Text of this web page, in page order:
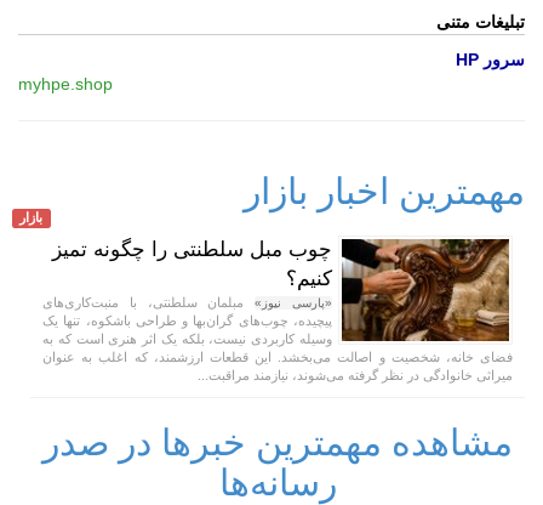
تبلیغات متنی
سرور HP
myhpe.shop
مهمترین اخبار بازار
بازار
چوب مبل سلطنتی را چگونه تمیز
کنیم؟
«پارسی نیوز»مبلمان سلطنتی، با منبت‌کاری‌های
پیچیده، چوب‌های گران‌بها و طراحی باشکوه، تنها یک
وسیله کاربردی نیست، بلکه یک اثر هنری است که به
فضای خانه، شخصیت و اصالت می‌بخشد. این قطعات ارزشمند، که اغلب به عنوان
میراثی خانوادگی در نظر گرفته می‌شوند، نیازمند مراقبت...
مشاهده مهمترین خبرها در صدر
رسانه‌ها